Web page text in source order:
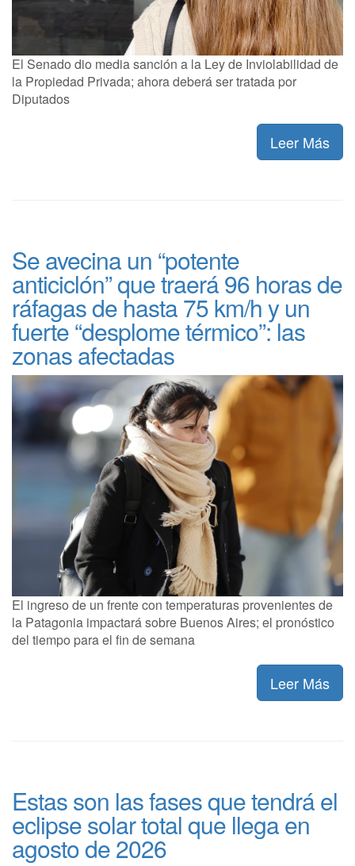
El Senado dio media sanción a la Ley de Inviolabilidad de
la Propiedad Privada; ahora deberá ser tratada por
Diputados
Leer Más
Se avecina un “potente
anticiclón” que traerá 96 horas de
ráfagas de hasta 75 km/h y un
fuerte “desplome térmico”: las
zonas afectadas
El ingreso de un frente con temperaturas provenientes de
la Patagonia impactará sobre Buenos Aires; el pronóstico
del tiempo para el fin de semana
Leer Más
Estas son las fases que tendrá el
eclipse solar total que llega en
agosto de 2026